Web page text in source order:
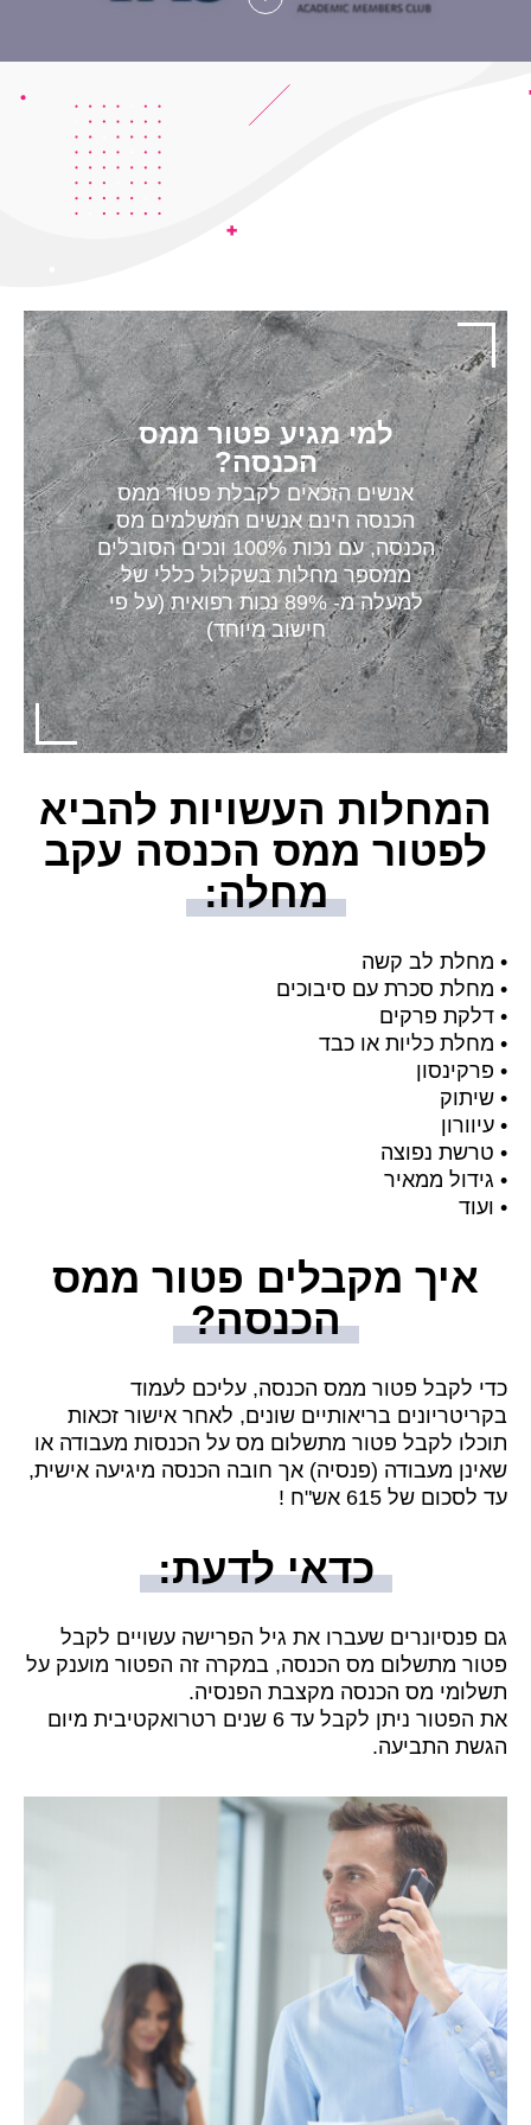
למי מגיע פטור ממס
הכנסה?
אנשים הזכאים לקבלת פטור ממס
הכנסה הינם אנשים המשלמים מס
הכנסה, עם נכות 100% ונכים הסובלים
ממספר מחלות בשקלול כללי של
למעלה מ- 89% נכות רפואית (על פי
חישוב מיוחד)
המחלות העשויות להביא
לפטור ממס הכנסה עקב
מחלה:
• מחלת לב קשה
• מחלת סכרת עם סיבוכים
• דלקת פרקים
• מחלת כליות או כבד
• פרקינסון
• שיתוק
• עיוורון
• טרשת נפוצה
• גידול ממאיר
• ועוד
איך מקבלים פטור ממס
הכנסה?
הכנסה?
כדי לקבל פטור ממס הכנסה, עליכם לעמוד
בקריטריונים בריאותיים שונים, לאחר אישור זכאות
תוכלו לקבל פטור מתשלום מס על הכנסות מעבודה או
שאינן מעבודה (פנסיה) אך חובה הכנסה מיגיעה אישית,
עד לסכום של 615 אש"ח !
כדאי לדעת:
גם פנסיונרים שעברו את גיל הפרישה עשויים לקבל
פטור מתשלום מס הכנסה, במקרה זה הפטור מוענק על
תשלומי מס הכנסה מקצבת הפנסיה.
את הפטור ניתן לקבל עד 6 שנים רטרואקטיבית מיום
הגשת התביעה.